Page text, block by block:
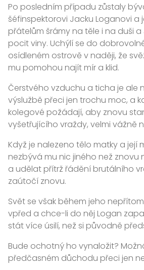
Po posledním případu zůstaly
šéfinspektorovi Jacku Loganovi a
přátelům šrámy na těle i na duši
pocit viny. Uchýlí se do
osídleném ostrově v naději, že
mu pomohou najít mír a klid.
Čerstvého vzduchu a ticha je ale
výslužbě přeci jen trochu moc, a
kolegové požádají, aby znovu
vyšetřujícího vraždy, velmi vážně
Když je nalezeno tělo matky a její
nezbývá mu nic jiného než znovu
a udělat přítrž řádění brutálního
zaútočí znovu.
Svět se však během jeho
vpřed a chce-li do něj Logan
stát více úsilí, než si původně
Bude ochotný ho vynaložit?
předčasném důchodu přeci jen